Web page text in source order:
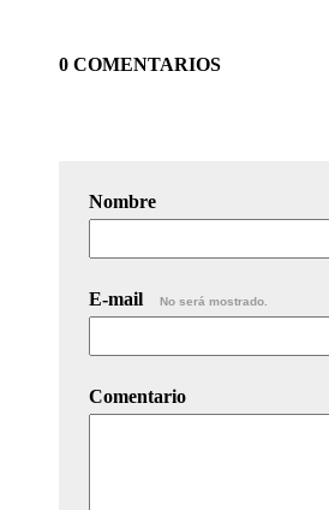
0 COMENTARIOS
Nombre
E-mail No será mostrado.
Comentario